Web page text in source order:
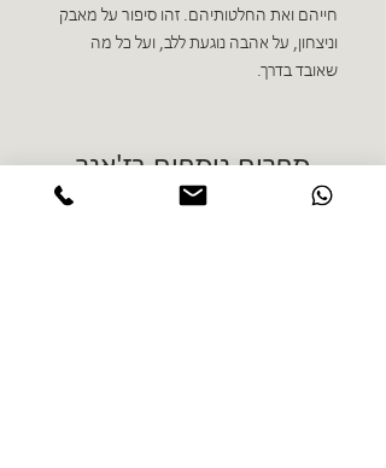
חייהם ואת החלטותיהם. זהו סיפור על מאבק
וניצחון, על אהבה נוגעת ללב, ועל כל מה
שאובד בדרך.
ספרים נוספים בז'אנר